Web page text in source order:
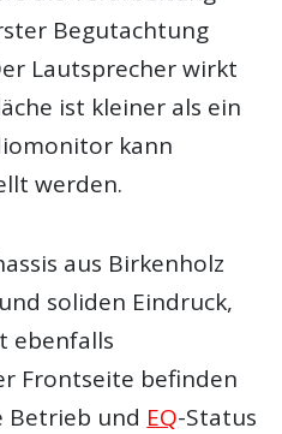
Begutachtung
Lautsprecher wirkt
ist kleiner als ein
kann
werden.
aus Birkenholz
soliden Eindruck,
ebenfalls
Frontseite befinden
Betrieb und EQ-Status